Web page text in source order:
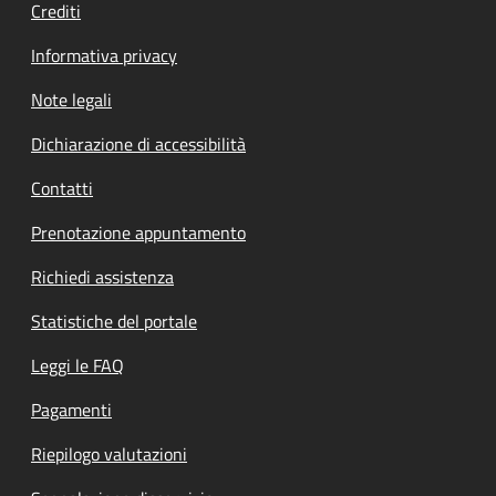
Crediti
Informativa privacy
Note legali
Dichiarazione di accessibilità
Contatti
Prenotazione appuntamento
Richiedi assistenza
Statistiche del portale
Leggi le FAQ
Pagamenti
Riepilogo valutazioni